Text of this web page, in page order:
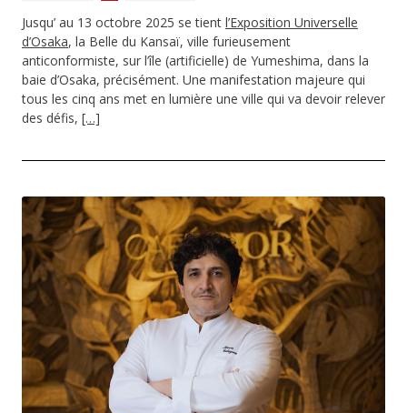
Jusqu’ au 13 octobre 2025 se tient l’Exposition Universelle
d’Osaka, la Belle du Kansaï, ville furieusement
anticonformiste, sur l’île (artificielle) de Yumeshima, dans la
baie d’Osaka, précisément. Une manifestation majeure qui
tous les cinq ans met en lumière une ville qui va devoir relever
des défis, […]